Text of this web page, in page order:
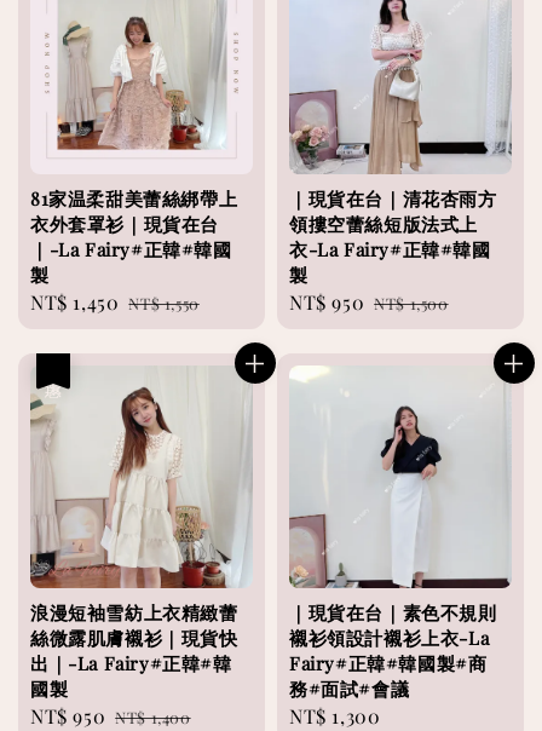
81家温柔甜美蕾絲綁帶上
衣外套罩衫｜現貨在台
｜-La Fairy#正韓#韓國
製
Sale
NT$ 1,450 Regular
NT$ 1,550
｜現貨在台｜清花杏雨方
領摟空蕾絲短版法式上
衣-La Fairy#正韓#韓國
製
Sale
NT$ 950 Regular
NT$ 1,500
浪漫短袖雪紡上衣精緻蕾
絲微露肌膚襯衫｜現貨快
出｜-La Fairy#正韓#韓
國製
Sale
NT$ 950 Regular
NT$ 1,400
｜現貨在台｜素色不規則
襯衫領設計襯衫上衣-La
Fairy#正韓#韓國製#商
務#面試#會議
Regular
NT$ 1,300